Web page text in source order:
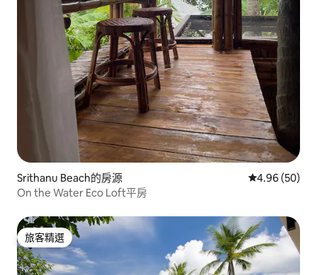
Srithanu Beach的房源 從 50 則評價
4.96 (50)
On the Water Eco Loft平房
旅客精選
旅客精選